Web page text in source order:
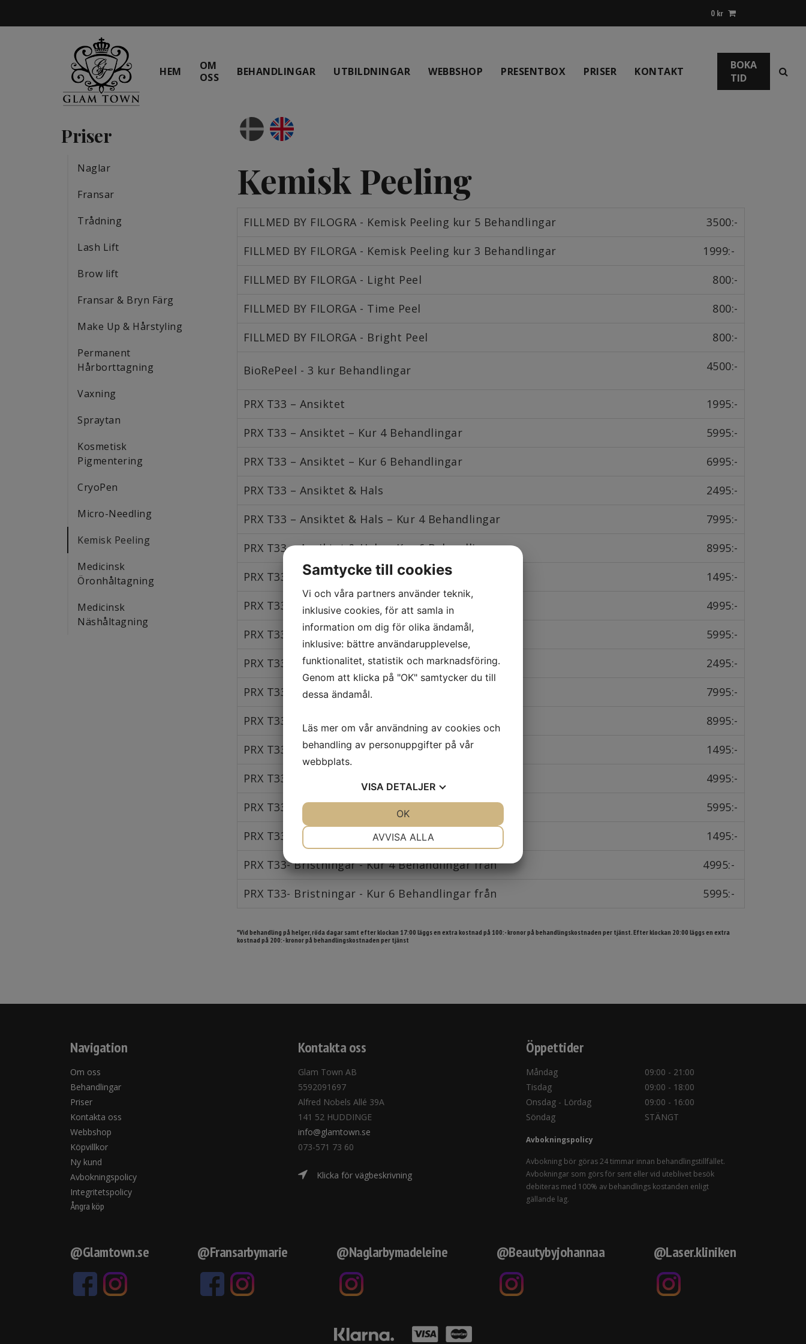
0 kr
HEM
OM
OSS
BEHANDLINGAR UTBILDNINGAR WEBBSHOP PRESENTBOX PRISER KONTAKT
BOKA
TID
Priser
Naglar
Fransar
Trådning
Lash Lift
Brow lift
Fransar & Bryn Färg
Make Up & Hårstyling
Permanent
Hårborttagning
Vaxning
Spraytan
Kosmetisk
Pigmentering
CryoPen
Micro-Needling
Kemisk Peeling
Medicinsk
Öronhåltagning
Medicinsk
Näshåltagning
Kemisk Peeling
FILLMED BY FILOGRA - Kemisk Peeling kur 5 Behandlingar
3500:-
FILLMED BY FILORGA - Kemisk Peeling kur 3 Behandlingar
1999:-
FILLMED BY FILORGA - Light Peel
800:-
FILLMED BY FILORGA - Time Peel
800:-
FILLMED BY FILORGA - Bright Peel
800:-
BioRePeel - 3 kur Behandlingar 4500:-
PRX T33 – Ansiktet
1995:-
PRX T33 – Ansiktet – Kur 4 Behandlingar
5995:-
PRX T33 – Ansiktet – Kur 6 Behandlingar
6995:-
PRX T33 – Ansiktet & Hals
2495:-
PRX T33 – Ansiktet & Hals – Kur 4 Behandlingar
7995:-
PRX T33 – Ansiktet & Hals – Kur 6 Behandlingar
8995:-
PRX T33 – Hals
1495:-
PRX T33 – Hals – Kur 4 Behandlingar
4995:-
PRX T33 – Hals – Kur 6 Behandlingar
5995:-
PRX T33 – Hals & Dekolletage
2495:-
PRX T33 – Hals & Dekolletage - Kur 4 Behandlingar
7995:-
PRX T33 – Hals & Dekolletage - Kur 6 Behandlingar
8995:-
PRX T33 – Händer
1495:-
PRX T33 – Händer - Kur 4 Behandlingar
4995:-
PRX T33 – Händer - Kur 6 Behandlingar
5995:-
PRX T33- Bristningar från
1495:-
PRX T33- Bristningar - Kur 4 Behandlingar från
4995:-
PRX T33- Bristningar - Kur 6 Behandlingar från
5995:-
*Vid behandling på helger, röda dagar samt efter klockan 17:00 läggs en extra kostnad på 100:- kronor på behandlingskostnaden per tjänst. Efter klockan 20:00 läggs en extra
kostnad på 200:- kronor på behandlingskostnaden per tjänst
Navigation
Om oss
Behandlingar
Priser
Kontakta oss
Webbshop
Köpvillkor
Ny kund
Avbokningspolicy
Integritetspolicy
Ångra köp
Kontakta oss
Glam Town AB
5592091697
Alfred Nobels Allé 39A
141 52 HUDDINGE
info@glamtown.se
073-571 73 60
Klicka för vägbeskrivning
Öppettider
Måndag
09:00 - 21:00
Tisdag
09:00 - 18:00
Onsdag - Lördag
09:00 - 16:00
Söndag
STÄNGT
Avbokningspolicy
Avbokning bör göras 24 timmar innan behandlingstillfället.
Avbokningar som görs för sent eller vid uteblivet besök
debiteras med 100% av behandlings kostanden enligt
gällande lag.
@Glamtown.se @Fransarbymarie @Naglarbymadeleine @Beautybyjohannaa @Laser.kliniken
Samtycke till cookies
Vi och våra partners använder teknik,
inklusive cookies, för att samla in
information om dig för olika ändamål,
inklusive: bättre användarupplevelse,
funktionalitet, statistik och marknadsföring.
Genom att klicka på "OK" samtycker du till
dessa ändamål.
Läs mer om vår användning av cookies och
behandling av personuppgifter på vår
webbplats.
VISA DETALJER
MARKNADSFÖRING STATISTIK
AVVISA ALLA
OK